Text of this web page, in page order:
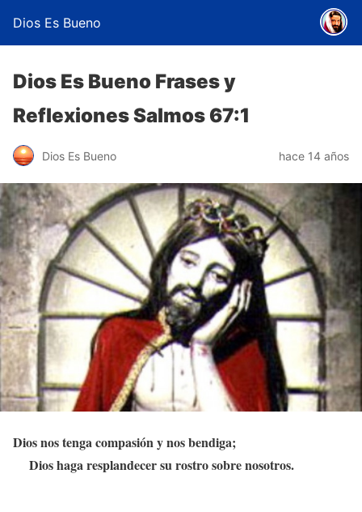
Dios Es Bueno
Dios Es Bueno Frases y
Reflexiones Salmos 67:1
Dios Es Bueno hace 14 años
Dios nos tenga compasión y nos bendiga;
Dios haga resplandecer su rostro sobre nosotros.